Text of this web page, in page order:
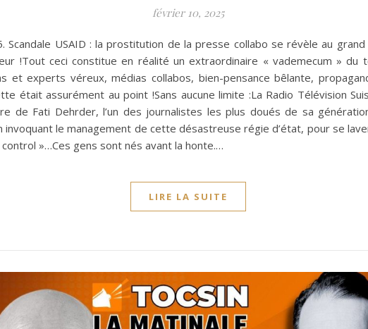
février 10, 2025
Scandale USAID : la prostitution de la presse collabo se révèle au
!Tout ceci constitue en réalité un extraordinaire « vademecum » du
et experts véreux, médias collabos, bien-pensance bêlante,
était assurément au point !Sans aucune limite :La Radio Télévision
de Fati Dehrder, l’un des journalistes les plus doués de sa
invoquant le management de cette désastreuse régie d’état, pour se
»…Ces gens sont nés avant la honte.…
LIRE LA SUITE